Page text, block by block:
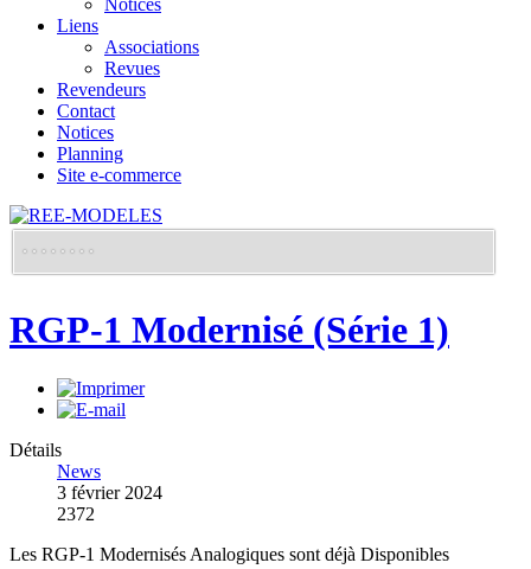
Notices
Liens
Associations
Revues
Revendeurs
Contact
Notices
Planning
Site e-commerce
RGP-1 Modernisé (Série 1)
Détails
News
3 février 2024
2372
Les RGP-1 Modernisés Analogiques sont déjà Disponibles